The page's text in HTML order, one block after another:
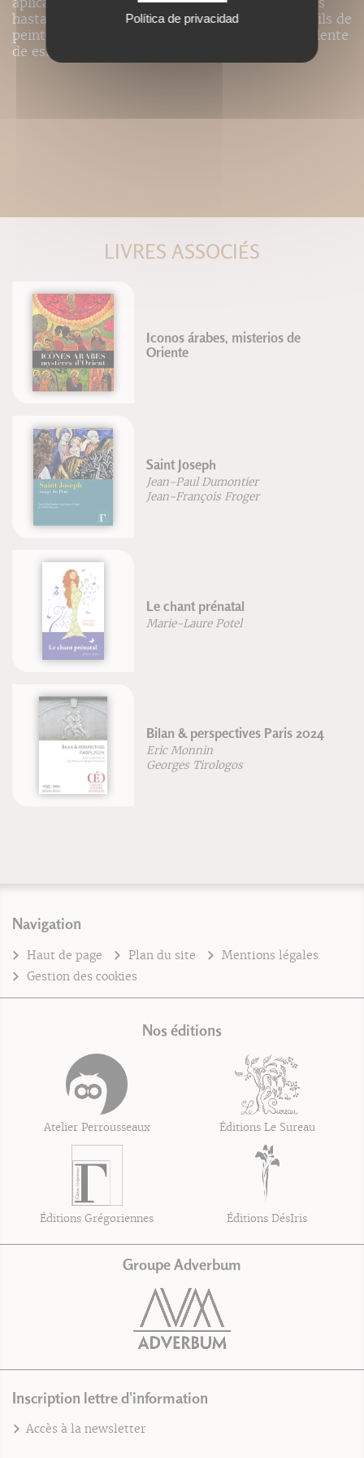
hasta la fecha a la industria y los servicios. Profils de
peintres es un fruto inesperado y muy sorprendente
de este enfoque.
LIVRES ASSOCIÉS
Iconos árabes, misterios de
Oriente
Saint Joseph
Jean-Paul Dumontier
Jean-François Froger
Le chant prénatal
Marie-Laure Potel
Bilan & perspectives Paris 2024
Eric Monnin
Georges Tirologos
Navigation
Haut de page Plan du site
Mentions légales
Gestion des cookies
Nos éditions
Atelier Perrousseaux Éditions Le Sureau
Éditions Grégoriennes Éditions DésIris
Groupe Adverbum
Inscription lettre d'information
Accès à la newsletter
Política de privacidad